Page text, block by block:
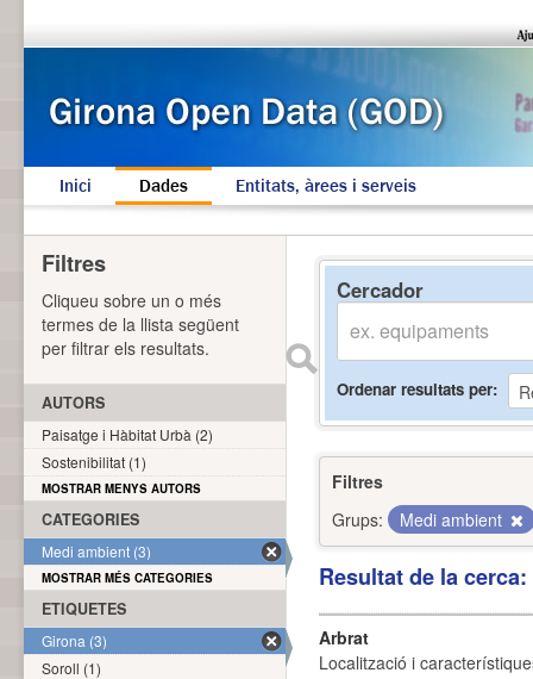
Inici Dades Entitats, àrees i serveis
Cercador
Ordenar resultats per
Filtres
Grups:
Medi ambient
Resultat de la
Arbrat
Localització i
Filtres
Cliqueu sobre un o més
termes de la llista següent
per filtrar els resultats.
AUTORS
Paisatge i Hàbitat Urbà (2)
Sostenibilitat (1)
MOSTRAR MENYS AUTORS
CATEGORIES
Medi ambient (3)
MOSTRAR MÉS CATEGORIES
ETIQUETES
Girona (3)
Soroll (1)